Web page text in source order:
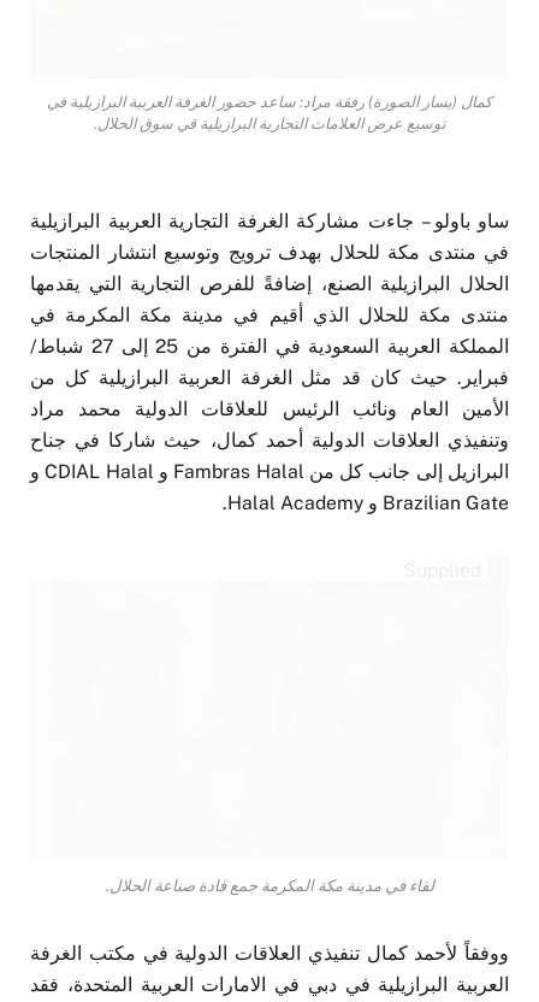
كمال (يسار الصورة) رفقة مراد: ساعد حضور الغرفة العربية البرازيلية في
توسيع عرض العلامات التجارية البرازيلية قي سوق الحلال.
ساو باولو – جاءت مشاركة الغرفة التجارية العربية البرازيلية
في منتدى مكة للحلال بهدف ترويج وتوسيع انتشار المنتجات
الحلال البرازيلية الصنع، إضافةً للفرص التجارية التي يقدمها
منتدى مكة للحلال الذي أقيم في مدينة مكة المكرمة في
المملكة العربية السعودية في الفترة من 25 إلى 27 شباط/
فبراير. حيث كان قد مثل الغرفة العربية البرازيلية كل من
الأمين العام ونائب الرئيس للعلاقات الدولية محمد مراد
وتنفيذي العلاقات الدولية أحمد كمال، حيث شاركا في جناح
البرازيل إلى جانب كل من Fambras Halal و CDIAL Halal و
Brazilian Gate و Halal Academy.
لقاء في مدينة مكة المكرمة جمع قادة صناعة الحلال.
ووفقاً لأحمد كمال تنفيذي العلاقات الدولية في مكتب الغرفة
العربية البرازيلية في دبي في الامارات العربية المتحدة، فقد